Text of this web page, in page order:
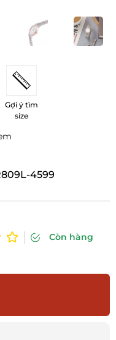
Gợi ý tìm
size
4599
Còn hàng